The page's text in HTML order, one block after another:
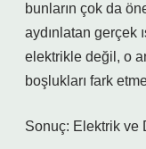
bunların çok da
aydınlatan gerçek
elektrikle değil, o
boşlukları fark
Sonuç: Elektrik ve